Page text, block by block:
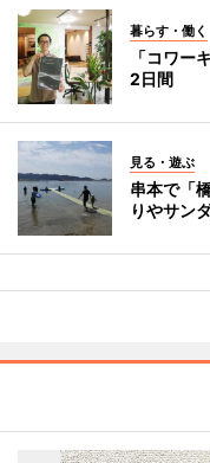
暮らす・働く
「コワ
2日間
見る・遊ぶ
串本で「
りやサン